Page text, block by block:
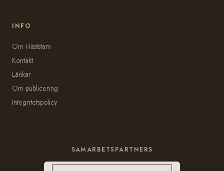
INFO
Om Häststam
Kontakt
Länkar
Om publicering
Integritetspolicy
SAMARBETSPARTNERS